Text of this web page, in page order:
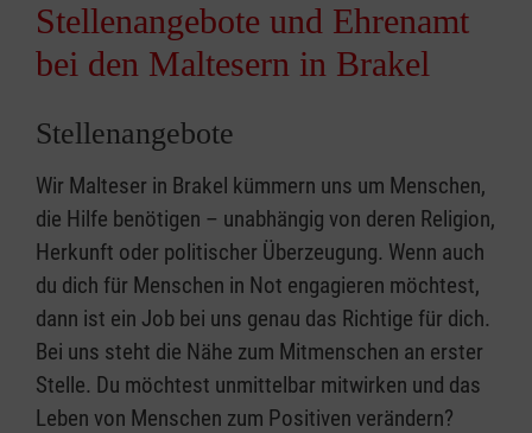
Stellenangebote und Ehrenamt
bei den Maltesern in Brakel
Stellenangebote
Wir Malteser in Brakel kümmern uns um Menschen,
die Hilfe benötigen – unabhängig von deren Religion,
Herkunft oder politischer Überzeugung. Wenn auch
du dich für Menschen in Not engagieren möchtest,
dann ist ein Job bei uns genau das Richtige für dich.
Bei uns steht die Nähe zum Mitmenschen an erster
Stelle. Du möchtest unmittelbar mitwirken und das
Leben von Menschen zum Positiven verändern?